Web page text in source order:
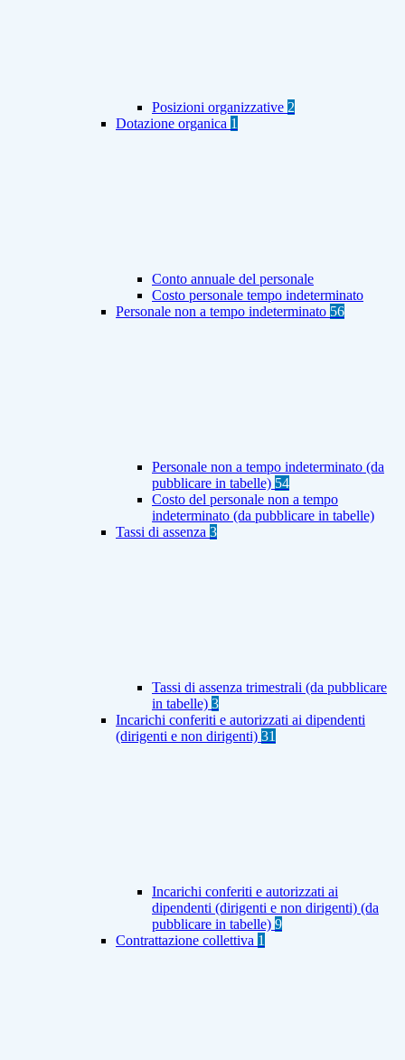
Posizioni organizzative 2
Dotazione organica 1
Conto annuale del personale
Costo personale tempo indeterminato
Personale non a tempo indeterminato 56
Personale non a tempo indeterminato (da
pubblicare in tabelle) 54
Costo del personale non a tempo
indeterminato (da pubblicare in tabelle)
Tassi di assenza 3
Tassi di assenza trimestrali (da pubblicare
in tabelle) 3
Incarichi conferiti e autorizzati ai dipendenti
(dirigenti e non dirigenti) 31
Incarichi conferiti e autorizzati ai
dipendenti (dirigenti e non dirigenti) (da
pubblicare in tabelle) 9
Contrattazione collettiva 1